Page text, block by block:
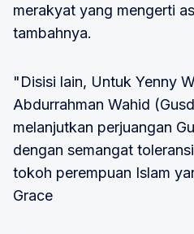
merakyat yang mengerti
tambahnya.
"Disisi lain, Untuk Yenny
Abdurrahman Wahid
melanjutkan perjuangan
dengan semangat
tokoh perempuan Islam
Grace